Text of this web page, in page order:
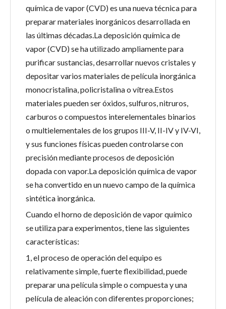
química de vapor (CVD) es una nueva técnica para
preparar materiales inorgánicos desarrollada en
las últimas décadas.La deposición química de
vapor (CVD) se ha utilizado ampliamente para
purificar sustancias, desarrollar nuevos cristales y
depositar varios materiales de película inorgánica
monocristalina, policristalina o vítrea.Estos
materiales pueden ser óxidos, sulfuros, nitruros,
carburos o compuestos interelementales binarios
o multielementales de los grupos III-V, II-IV y IV-VI,
y sus funciones físicas pueden controlarse con
precisión mediante procesos de deposición
dopada con vapor.La deposición química de vapor
se ha convertido en un nuevo campo de la química
sintética inorgánica.
Cuando el horno de deposición de vapor químico
se utiliza para experimentos, tiene las siguientes
características:
1, el proceso de operación del equipo es
relativamente simple, fuerte flexibilidad, puede
preparar una película simple o compuesta y una
película de aleación con diferentes proporciones;